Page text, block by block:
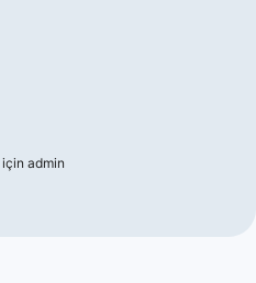
için admin